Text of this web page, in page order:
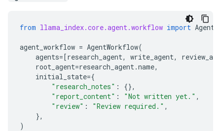
from llama_index.core.agent.workflow import
agent_workflow = AgentWorkflow(
agents=[research_agent, write_agent,
root_agent=research_agent.name,
initial_state={
"research_notes" :
{},
"report_content" : "Not written yet." ,
"review" : "Review required." ,
},
)